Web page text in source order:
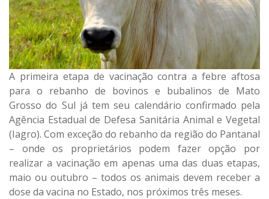
A primeira etapa de vacinação contra a febre aftosa
para o rebanho de bovinos e bubalinos de Mato
Grosso do Sul já tem seu calendário confirmado pela
Agência Estadual de Defesa Sanitária Animal e Vegetal
(Iagro). Com exceção do rebanho da região do Pantanal
– onde os proprietários podem fazer opção por
realizar a vacinação em apenas uma das duas etapas,
maio ou outubro – todos os animais devem receber a
dose da vacina no Estado, nos próximos três meses.